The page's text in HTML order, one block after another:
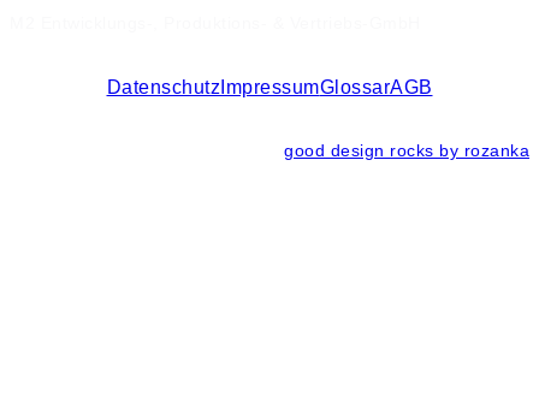
Datenschutz ImpressumGlossarAGB
good design rocks by rozanka